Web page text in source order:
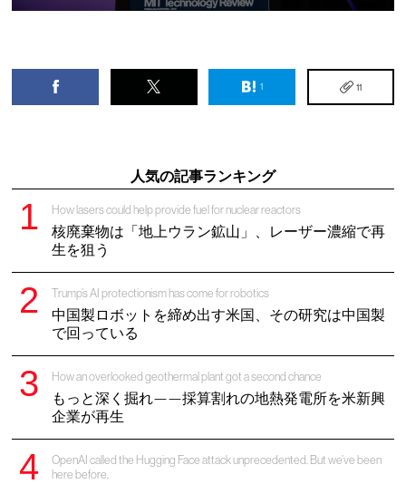
1 11
人気の記事ランキング
How lasers could help provide fuel for nuclear reactors
核廃棄物は「地上ウラン鉱山」、レーザー濃縮で再
生を狙う
Trump’s AI protectionism has come for robotics
中国製ロボットを締め出す米国、その研究は中国製
で回っている
How an overlooked geothermal plant got a second chance
もっと深く掘れ——採算割れの地熱発電所を米新興
企業が再生
OpenAI called the Hugging Face attack unprecedented. But we’ve been
here before.